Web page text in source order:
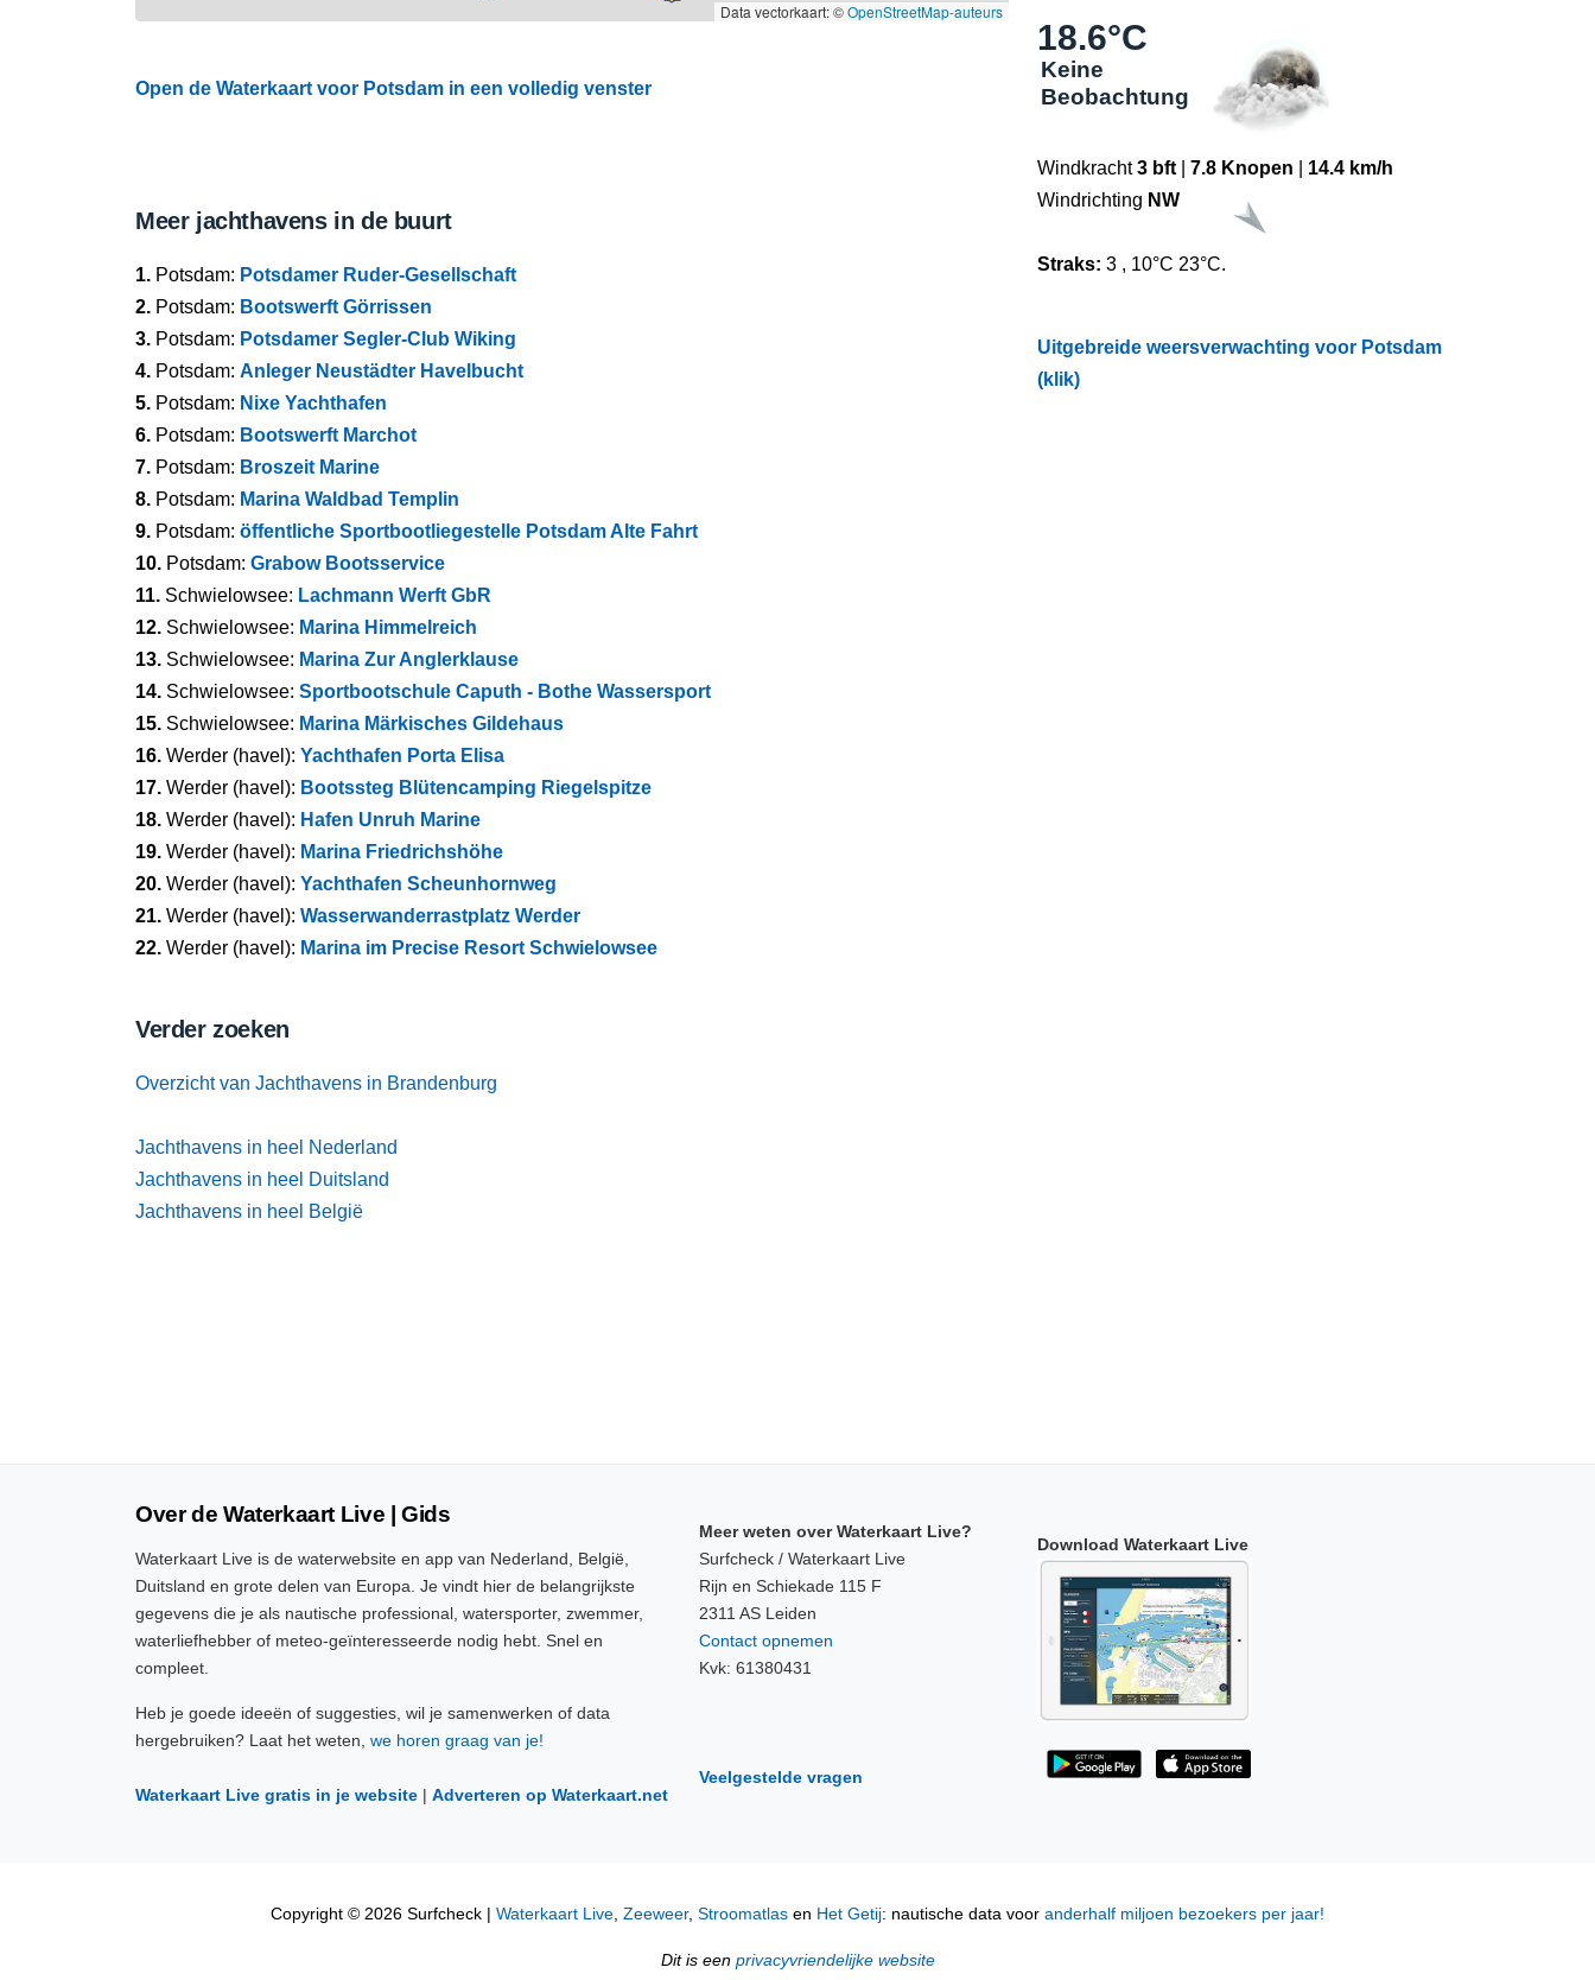
Data vectorkaart: ©OpenStreetMap-auteurs
Open de Waterkaart voor Potsdam in een volledig venster
Meer jachthavens in de buurt
1. Potsdam: Potsdamer Ruder-Gesellschaft
2. Potsdam: Bootswerft Görrissen
3. Potsdam: Potsdamer Segler-Club Wiking
4. Potsdam: Anleger Neustädter Havelbucht
5. Potsdam: Nixe Yachthafen
6. Potsdam: Bootswerft Marchot
7. Potsdam: Broszeit Marine
8. Potsdam: Marina Waldbad Templin
9. Potsdam: öffentliche Sportbootliegestelle Potsdam Alte Fahrt
10. Potsdam: Grabow Bootsservice
11. Schwielowsee: Lachmann Werft GbR
12. Schwielowsee: Marina Himmelreich
13. Schwielowsee: Marina Zur Anglerklause
14. Schwielowsee: Sportbootschule Caputh - Bothe Wassersport
15. Schwielowsee: Marina Märkisches Gildehaus
16. Werder (havel): Yachthafen Porta Elisa
17. Werder (havel): Bootssteg Blütencamping Riegelspitze
18. Werder (havel): Hafen Unruh Marine
19. Werder (havel): Marina Friedrichshöhe
20. Werder (havel): Yachthafen Scheunhornweg
21. Werder (havel): Wasserwanderrastplatz Werder
22. Werder (havel): Marina im Precise Resort Schwielowsee
Verder zoeken
Overzicht van Jachthavens in Brandenburg
Jachthavens in heel Nederland
Jachthavens in heel Duitsland
Jachthavens in heel België
18.6°C
Keine
Beobachtung
Windkracht3 bft 7.8 Knopen
14.4 km/h
Windrichting NW
Straks: 3 , 10°C 23°C.
Uitgebreide weersverwachting voor Potsdam
(klik)
Over de Waterkaart Live | Gids
Waterkaart Live is de waterwebsite en app van Nederland, België,
Duitsland en grote delen van Europa. Je vindt hier de belangrijkste
gegevens die je als nautische professional, watersporter, zwemmer,
waterliefhebber of meteo-geïnteresseerde nodig hebt. Snel en
compleet.
Heb je goede ideeën of suggesties, wil je samenwerken of data
hergebruiken? Laat het weten, we horen graag van je!
Waterkaart Live gratis in je website | Adverteren op Waterkaart.net
Meer weten over Waterkaart Live?
Surfcheck / Waterkaart Live
Rijn en Schiekade 115 F
2311 AS Leiden
Contact opnemen
Kvk: 61380431
Veelgestelde vragen
Download Waterkaart Live
Copyright © 2026 Surfcheck | Waterkaart Live, Zeeweer, Stroomatlas en Het Getij: nautische data voor anderhalf miljoen bezoekers per jaar!
Dit is een privacyvriendelijke website